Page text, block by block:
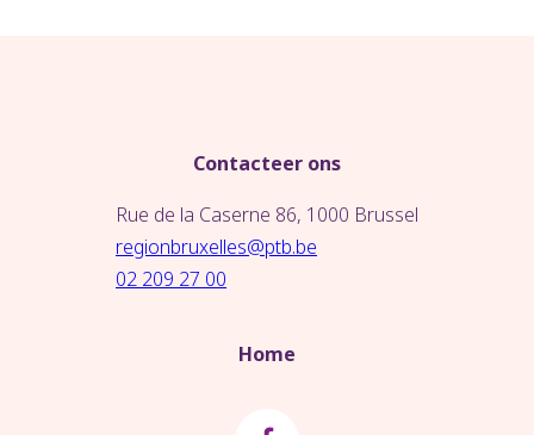
Contacteer ons
Rue de la Caserne 86, 1000 Brussel
regionbruxelles@ptb.be
02 209 27 00
Home